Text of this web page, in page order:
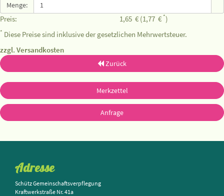
Menge:
Preis: 1,65 € (1,77 € *)
* Diese Preise sind inklusive der gesetzlichen Mehrwertsteuer.
zzgl. Versandkosten
Zurück
Merkzettel
Anfrage
Adresse
Schütz Gemeinschaftsverpflegung
Kraftwerkstraße Nr. 41a